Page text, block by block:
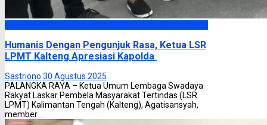
Humanis Dengan Pengunjuk Rasa, Ketua LSR
LPMT Kalteng Apresiasi Kapolda
Sastriono 30 Agustus 2025
PALANGKA RAYA – Ketua Umum Lembaga Swadaya
Rakyat Laskar Pembela Masyarakat Tertindas (LSR
LPMT) Kalimantan Tengah (Kalteng), Agatisansyah,
member ...